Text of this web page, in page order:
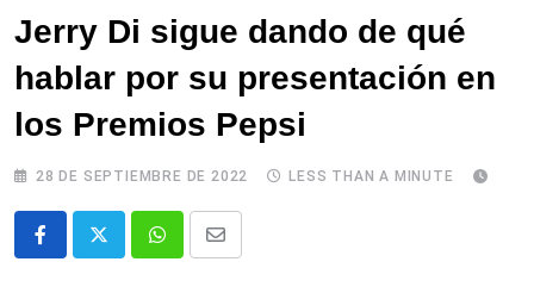
Jerry Di sigue dando de qué
hablar por su presentación en
los Premios Pepsi
28 DE SEPTIEMBRE DE 2022 LESS THAN A MINUTE
WhatsappComparte